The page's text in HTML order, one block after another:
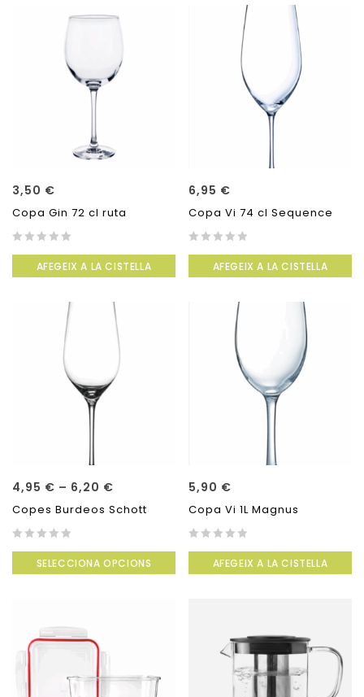
3,50 €
Copa Gin 72 cl ruta
of
AFEGEIX A LA CISTELLA
6,95 €
Copa Vi 74 cl Sequence
of
AFEGEIX A LA CISTELLA
4,95 € – 6,20 €
Copes Burdeos Schott
of
SELECCIONA OPCIONS
5,90 €
Copa Vi 1L Magnus
of
AFEGEIX A LA CISTELLA